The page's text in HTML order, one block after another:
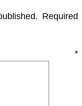
Required
*